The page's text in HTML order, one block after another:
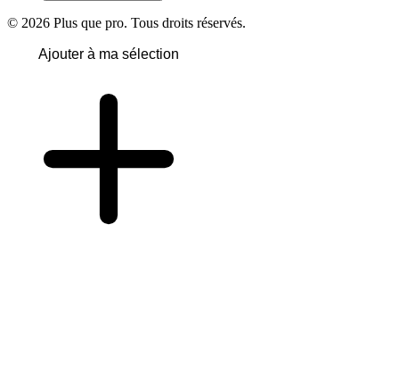
© 2026 Plus que pro. Tous droits réservés.
Ajouter à ma sélection